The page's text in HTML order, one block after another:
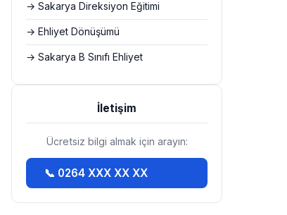
→ Sakarya Direksiyon Eğitimi
→ Ehliyet Dönüşümü
→ Sakarya B Sınıfı Ehliyet
İletişim
Ücretsiz bilgi almak için arayın:
📞 0264 XXX XX XX